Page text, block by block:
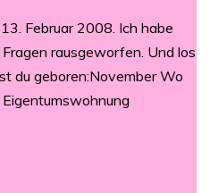
Februar 2008. Ich habe
rausgeworfen. Und los
du geboren:November Wo